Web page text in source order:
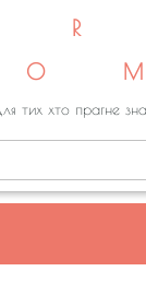
тих хто прагне